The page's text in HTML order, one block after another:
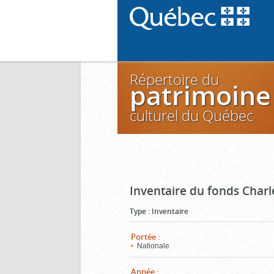
Répertoire du
patrimoine
culturel du Québec
Inventaire du fonds
Type : Inventaire
Portée :
Nationale